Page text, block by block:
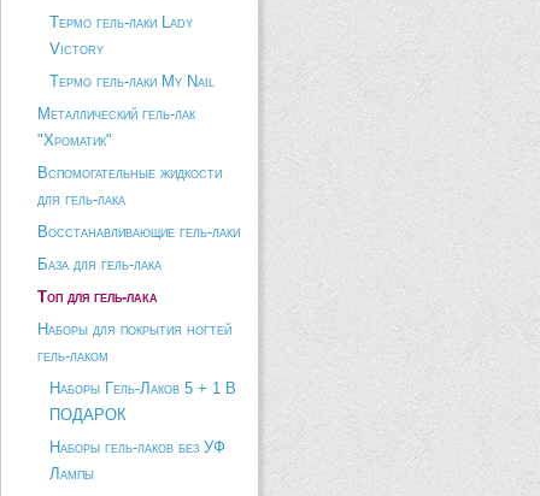
Термо гель-лаки Lady
Victory
Термо гель-лаки My Nail
Металлический гель-лак
"Хроматик"
Вспомогательные жидкости
для гель-лака
Восстанавливающие гель-лаки
База для гель-лака
Топ для гель-лака
Наборы для покрытия ногтей
гель-лаком
Наборы Гель-Лаков 5 + 1 В
ПОДАРОК
Наборы гель-лаков без УФ
Лампы